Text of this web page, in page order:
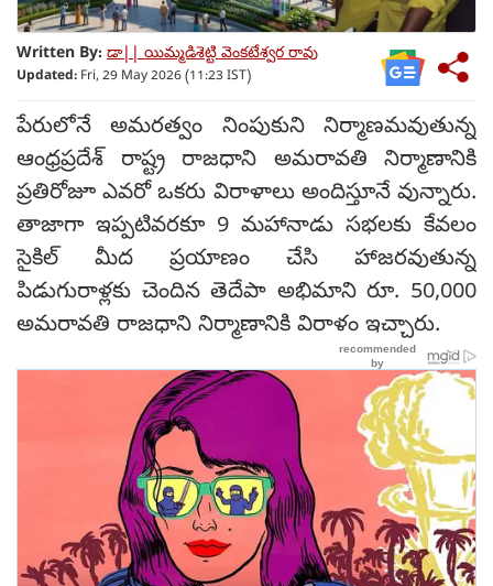
Written By: డా|| యిమ్మడిశెట్టి వెంకటేశ్వర రావు
Updated: Fri, 29 May 2026 (11:23 IST)
పేరులోనే అమరత్వం నింపుకుని నిర్మాణమవుతున్న
ఆంధ్రప్రదేశ్ రాష్ట్ర రాజధాని అమరావతి నిర్మాణానికి
ప్రతిరోజూ ఎవరో ఒకరు విరాళాలు అందిస్తూనే వున్నారు.
తాజాగా ఇప్పటివరకూ 9 మహానాడు సభలకు కేవలం
సైకిల్ మీద ప్రయాణం చేసి హాజరవుతున్న
పిడుగురాళ్లకు చెందిన తెదేపా అభిమాని రూ. 50,000
అమరావతి రాజధాని నిర్మాణానికి విరాళం ఇచ్చారు.